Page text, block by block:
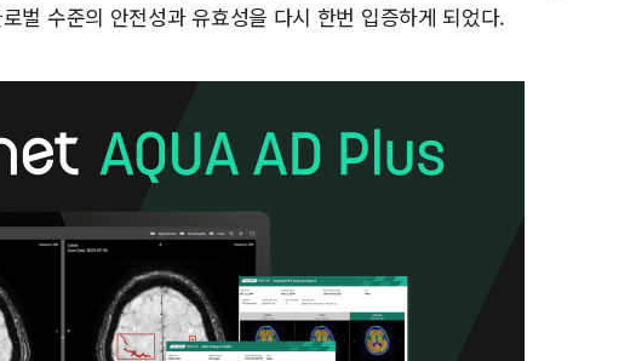
벌 수준의 안전성과 유효성을 다시 한번 입증하게 되었다.